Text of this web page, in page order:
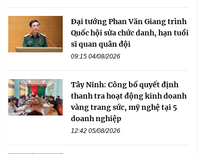
Đại tướng Phan Văn Giang trình
Quốc hội sửa chức danh, hạn tuổi
sĩ quan quân đội
09:15 04/08/2026
Tây Ninh: Công bố quyết định
thanh tra hoạt động kinh doanh
vàng trang sức, mỹ nghệ tại 5
doanh nghiệp
12:42 05/08/2026